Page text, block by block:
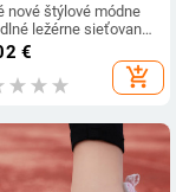
nové štýlové módne
ležérne sieťované
topánky so
plytké ústa,
dámske topánky
€
add_shopping_cart